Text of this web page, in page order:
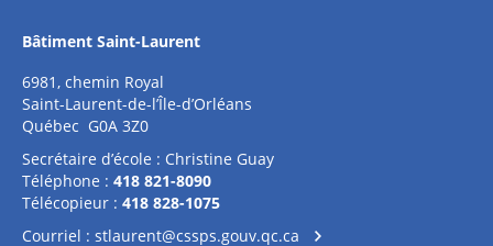
Bâtiment Saint-Laurent
6981, chemin Royal
Saint-Laurent-de-l’Île-d’Orléans
Québec G0A 3Z0
Secrétaire d’école : Christine Guay
Téléphone : 418 821-8090
Télécopieur : 418 828-1075
Courriel : stlaurent@cssps.gouv.qc.ca